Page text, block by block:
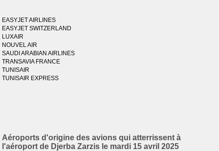
EASYJET AIRLINES
EASYJET SWITZERLAND
LUXAIR
NOUVEL AIR
SAUDI ARABIAN AIRLINES
TRANSAVIA FRANCE
TUNISAIR
TUNISAIR EXPRESS
Aéroports d'origine des avions qui atterrissent à
l'aéroport de Djerba Zarzis le mardi 15 avril 2025